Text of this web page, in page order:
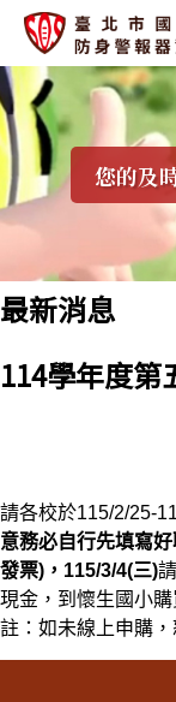
主
要
區
塊
臺
北
市
國
小
學
身
警
報
您的及
:::
最新消息
114學年度第
請各校於115/2/25-
意務必自行先填寫好
發票) ， 115/3/4(三)
現金，到懷生國小購
註：如未線上申購